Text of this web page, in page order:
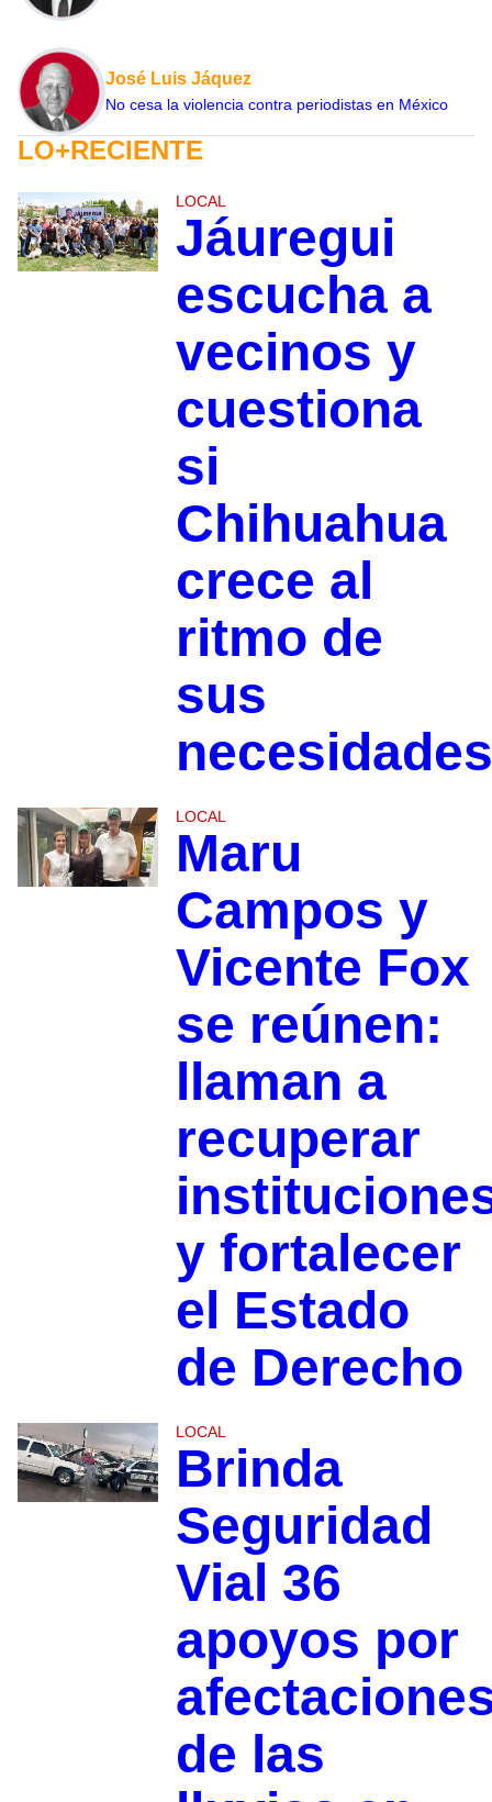
José Luis Jáquez
No cesa la violencia contra periodistas en México
LO+RECIENTE
LOCAL
Jáuregui
escucha a
vecinos y
cuestiona
si
Chihuahua
crece al
ritmo de
sus
necesidades
LOCAL
Maru
Campos y
Vicente Fox
se reúnen:
llaman a
recuperar
y fortalecer
el Estado
de Derecho
LOCAL
Brinda
Seguridad
Vial 36
apoyos por
de las